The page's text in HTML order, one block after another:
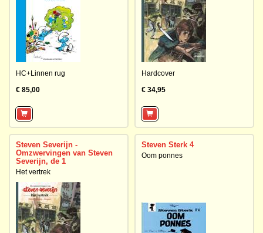
HC+Linnen rug
€ 85,00
Hardcover
€ 34,95
Steven Severijn -
Omzwervingen van Steven
Severijn, de 1
Het vertrek
Steven Sterk 4
Oom ponnes